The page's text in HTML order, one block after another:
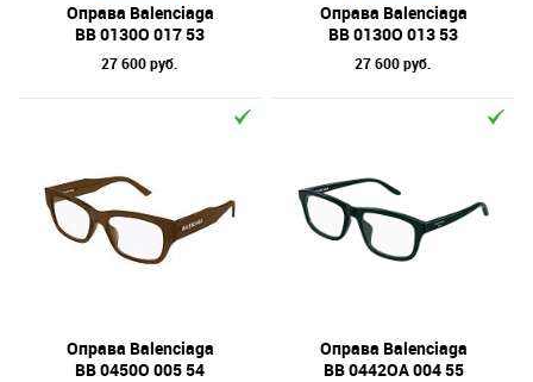
Оправа Balenciaga
BB 0130O 017 53
27 600 руб.
Оправа Balenciaga
BB 0130O 013 53
27 600 руб.
Оправа Balenciaga
BB 0450O 005 54
Оправа Balenciaga
BB 0442OA 004 55